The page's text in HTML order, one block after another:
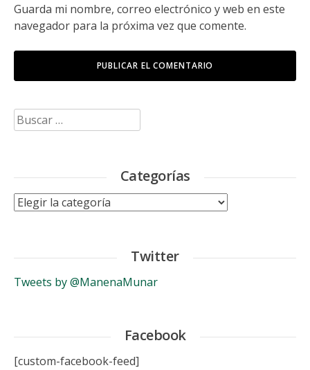
Guarda mi nombre, correo electrónico y web en este
navegador para la próxima vez que comente.
Buscar:
Categorías
Categorías
Twitter
Tweets by @ManenaMunar
Facebook
[custom-facebook-feed]